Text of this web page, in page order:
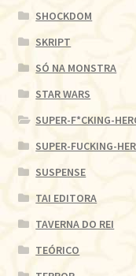
SHOCKDOM
SKRIPT
SÓ NA MONSTRA
STAR WARS
SUPER-F*CKING-
SUPER-FUCKING-
SUSPENSE
TAI EDITORA
TAVERNA DO REI
TEÓRICO